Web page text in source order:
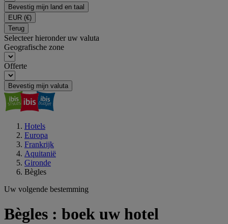
Bevestig mijn land en taal
EUR (€)
Terug
Selecteer hieronder uw valuta
Geografische zone
Offerte
Bevestig mijn valuta
Hotels
Europa
Frankrijk
Aquitanië
Gironde
Bègles
Uw volgende bestemming
Bègles : boek uw hotel